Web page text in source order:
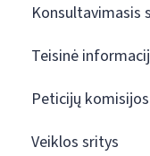
Konsultavimasis
Teisinė
Peticijų
Veiklos sritys